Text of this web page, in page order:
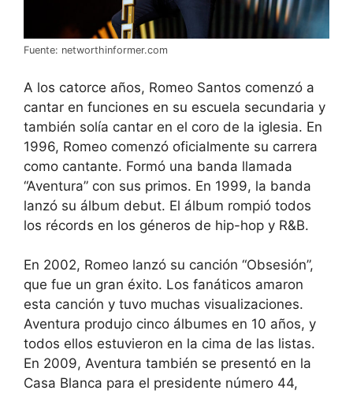
Fuente: networthinformer.com
A los catorce años, Romeo Santos comenzó a
cantar en funciones en su escuela secundaria y
también solía cantar en el coro de la iglesia. En
1996, Romeo comenzó oficialmente su carrera
como cantante. Formó una banda llamada
“Aventura” con sus primos. En 1999, la banda
lanzó su álbum debut. El álbum rompió todos
los récords en los géneros de hip-hop y R&B.
En 2002, Romeo lanzó su canción “Obsesión”,
que fue un gran éxito. Los fanáticos amaron
esta canción y tuvo muchas visualizaciones.
Aventura produjo cinco álbumes en 10 años, y
todos ellos estuvieron en la cima de las listas.
En 2009, Aventura también se presentó en la
Casa Blanca para el presidente número 44,